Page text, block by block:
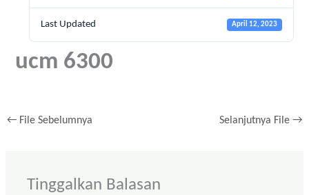
Last Updated April 12, 2023
ucm 6300
←File Sebelumnya Selanjutnya File→
Tinggalkan Balasan